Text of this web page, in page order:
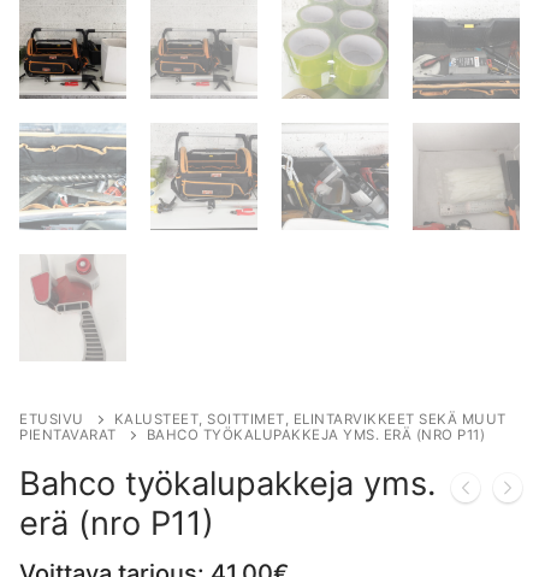
ETUSIVU
KALUSTEET, SOITTIMET, ELINTARVIKKEET SEKÄ MUUT
PIENTAVARAT
BAHCO TYÖKALUPAKKEJA YMS. ERÄ (NRO P11)
Bahco työkalupakkeja yms.
erä (nro P11)